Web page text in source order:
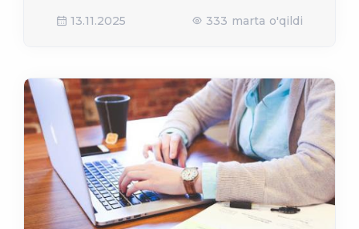
13.11.2025 333 marta o'qildi